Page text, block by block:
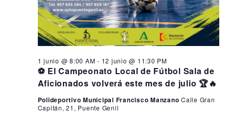
⚽ El Campeonato Local de Fútbol Sala de
Aficionados volverá este mes de julio 🏆🔥
1 junio @ 8:00 AM - 12 junio @ 11:30 PM
Polideportivo Municipal Francisco Manzano Calle Gran
Capitán, 21, Puente Genil